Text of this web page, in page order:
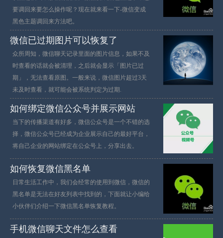
要调回来要怎么操作呢？现在就来看一下-微信变成
黑色主题调回来方法吧。
微信已过期图片可以恢复了
众所周知，微信聊天记录里面的图片信息，如果不及
时查看的话就会被清理，之后就会显示「图片已过
期」，无法查看原图。一般来说，微信图片超过3天
未及时查看，就可能会被系统判定为过期.
如何绑定微信公众号并展示网站
当下的传播渠道有好多，微信公众号是一个不错的选
择，微信公众号已经成为企业展示自己的最好平台，
将自己企业的网站绑定在公众号上，分享出去。
如何恢复微信黑名单
日常生活工作中，我们会经常的使用到微信，微信的
黑名单是无法在好友列表中找到的，下面就让小编给
小伙伴们介绍一下微信黑名单恢复教程。
手机微信聊天文件怎么查看